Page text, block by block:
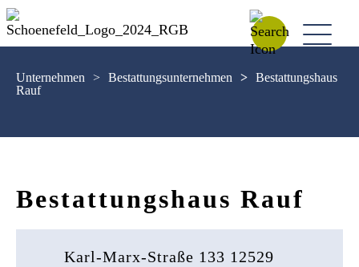
Unternehmen > Bestattungsunternehmen > Bestattungshaus
Rauf
Bestattungshaus Rauf
Karl-Marx-Straße 133 12529